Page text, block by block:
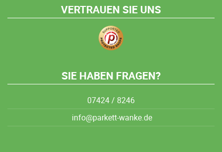
VERTRAUEN SIE UNS
SIE HABEN FRAGEN?
07424 / 8246
info@parkett-wanke.de